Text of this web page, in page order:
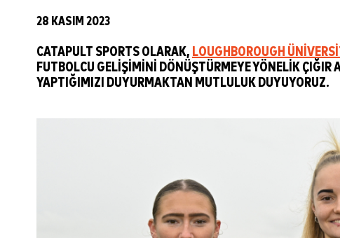
28 KASIM 2023
CATAPULT SPORTS OLARAK, LOUGHBOROUGH
FUTBOLCU GELIŞIMINI DÖNÜŞTÜRMEYE YÖNELIK
YAPTIĞIMIZI DUYURMAKTAN MUTLULUK DUYUYORUZ.